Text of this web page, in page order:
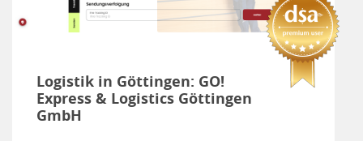
Logistik in Göttingen: GO!
Express & Logistics Göttingen
GmbH